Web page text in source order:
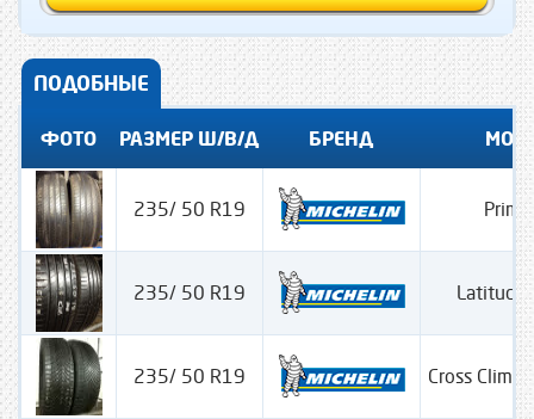
ПОДОБНЫЕ
ФОТО РАЗМЕР Ш/В/Д БРЕНД
235/ 50 R19
235/ 50 R19 Latitude
235/ 50 R19 Cross